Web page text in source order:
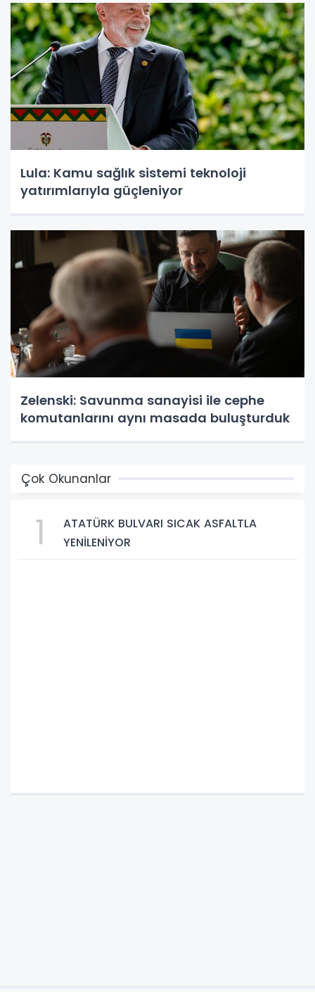
Lula: Kamu sağlık sistemi teknoloji
yatırımlarıyla güçleniyor
Zelenski: Savunma sanayisi ile cephe
komutanlarını aynı masada buluşturduk
Çok Okunanlar
1
ATATÜRK BULVARI SICAK ASFALTLA
YENİLENİYOR